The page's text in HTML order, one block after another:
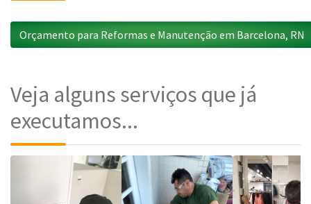
Orçamento para Reformas e Manutenção em Barcelona, RN
Veja alguns serviços que já
executamos...